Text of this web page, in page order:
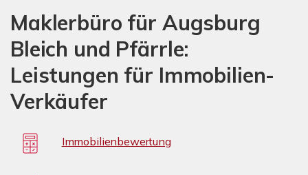
Maklerbüro für Augsburg
Bleich und Pfärrle:
Leistungen für Immobilien-
Verkäufer
Immobilienbewertung